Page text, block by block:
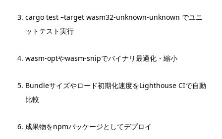
cargo test –target wasm32-unknown-unknown でユニ
ットテスト実行
wasm-optやwasm-snipでバイナリ最適化・縮小
Bundleサイズやロード初期化速度をLighthouse CIで自動
比較
成果物をnpmパッケージとしてデプロイ